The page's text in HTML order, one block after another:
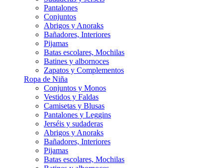
Pantalones
Conjuntos
Abrigos y Anoraks
Bañadores, Interiores
Pijamas
Batas escolares, Mochilas
Batines y albornoces
Zapatos y Complementos
Ropa de Niña
Conjuntos y Monos
Vestidos y Faldas
Camisetas y Blusas
Pantalones y Leggins
Jerséis y sudaderas
Abrigos y Anoraks
Bañadores, Interiores
Pijamas
Batas escolares, Mochilas